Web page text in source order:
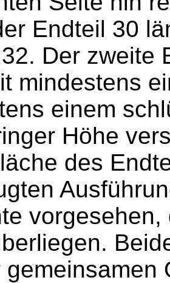
Endteil 30
Der zweite
mindestens
einem
Höhe
des
gemeinsamen